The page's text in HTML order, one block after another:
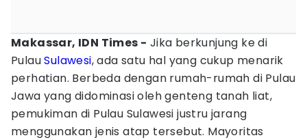
Makassar, IDN Times - Jika berkunjung ke di
PulauSulawesi, ada satu hal yang cukup menarik
perhatian. Berbeda dengan rumah-rumah di Pulau
Jawa yang didominasi oleh genteng tanah liat,
pemukiman di Pulau Sulawesi justru jarang
menggunakan jenis atap tersebut. Mayoritas